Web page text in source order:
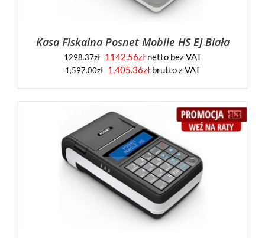
Kasa Fiskalna Posnet Mobile HS EJ Biała
1298.37zł 1142.56złnetto bez VAT
1,597.00zł Pierwotna
1,405.36złAktualna
1,405.36zł.
brutto z VAT